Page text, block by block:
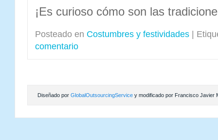
¡Es curioso cómo son las
Posteado en Costumbres y festividades
comentario
Diseñado por GlobalOutsourcingService y modificado por Francisco Javier